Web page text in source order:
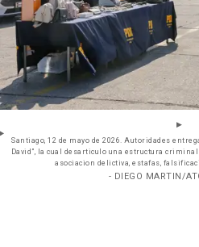
Santiago, 12 de mayo de 2026. Autoridades entregan antecedentes sobre la Operacion “Rey
David”, la cual desarticulo una estructura criminal dedicada a la comision de los delitos de
asociacion delictiva, estafas,
- DIEGO MARTIN/